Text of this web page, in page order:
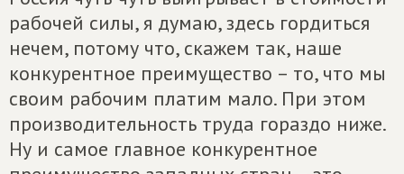
рабочей силы, я думаю, здесь гордиться
нечем, потому что, скажем так, наше
конкурентное преимущество – то, что мы
своим рабочим платим мало. При этом
производительность труда гораздо ниже.
Ну и самое главное конкурентное